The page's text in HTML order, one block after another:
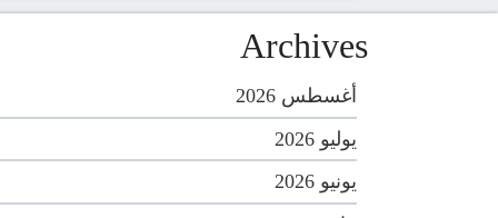
Archives
أغسطس 2026
يوليو 2026
يونيو 2026